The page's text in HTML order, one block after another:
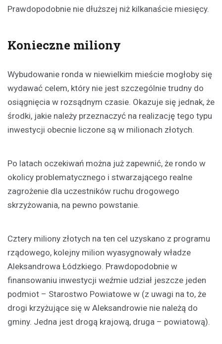
Prawdopodobnie nie dłuższej niż kilkanaście miesięcy.
Konieczne miliony
Wybudowanie ronda w niewielkim mieście mogłoby się
wydawać celem, który nie jest szczególnie trudny do
osiągnięcia w rozsądnym czasie. Okazuje się jednak, że
środki, jakie należy przeznaczyć na realizację tego typu
inwestycji obecnie liczone są w milionach złotych.
Po latach oczekiwań można już zapewnić, że rondo w
okolicy problematycznego i stwarzającego realne
zagrożenie dla uczestników ruchu drogowego
skrzyżowania, na pewno powstanie.
Cztery miliony złotych na ten cel uzyskano z programu
rządowego, kolejny milion wyasygnowały władze
Aleksandrowa Łódzkiego. Prawdopodobnie w
finansowaniu inwestycji weźmie udział jeszcze jeden
podmiot – Starostwo Powiatowe w (z uwagi na to, że
drogi krzyżujące się w Aleksandrowie nie należą do
gminy. Jedna jest drogą krajową, druga – powiatową).